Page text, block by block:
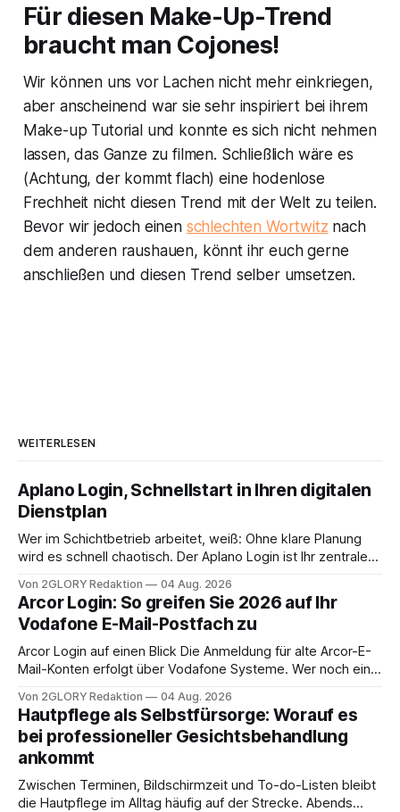
Für diesen Make-Up-Trend
braucht man Cojones!
Wir können uns vor Lachen nicht mehr einkriegen,
aber anscheinend war sie sehr inspiriert bei ihrem
Make-up Tutorial und konnte es sich nicht nehmen
lassen, das Ganze zu filmen. Schließlich wäre es
(Achtung, der kommt flach) eine hodenlose
Frechheit nicht diesen Trend mit der Welt zu teilen.
Bevor wir jedoch einen schlechten Wortwitz nach
dem anderen raushauen, könnt ihr euch gerne
anschließen und diesen Trend selber umsetzen.
WEITERLESEN
Aplano Login, Schnellstart in Ihren digitalen
Dienstplan
Wer im Schichtbetrieb arbeitet, weiß: Ohne klare Planung
wird es schnell chaotisch. Der Aplano Login ist Ihr zentraler
abwesenheiten und die gesamte kommunikation rund um
Ihr personal digital zu organisieren. In diesem Leitfaden
erfahren Sie alles, was Sie für einen reibungslosen Einstieg
brauchen, von der Registrierung
Von 2GLORY Redaktion 04 Aug. 2026
Arcor Login: So greifen Sie 2026 auf Ihr
Vodafone E-Mail-Postfach zu
Arcor Login auf einen Blick Die Anmeldung für alte Arcor-E-
Mail-Konten erfolgt über Vodafone Systeme. Wer noch eine
besitzt, loggt sich heute über das Vodafone E-Mail & Cloud
Portal ein. Der klassische Arcor Login über mail.
Von 2GLORY Redaktion 04 Aug. 2026
Hautpflege als Selbstfürsorge: Worauf es
bei professioneller Gesichtsbehandlung
ankommt
Zwischen Terminen, Bildschirmzeit und To-do-Listen bleibt
die Hautpflege im Alltag häufig auf der Strecke. Abends